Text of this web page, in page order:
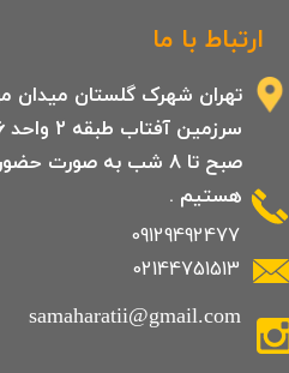
ارتباط با ما
09129492477
02144751513
تهران شهرک گلستان میدان
صبح تا 8 شب به صورت
هستیم .
samaharatii@gmail.com